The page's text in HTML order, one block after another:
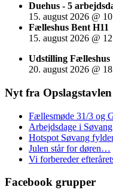
Duehus - 5
15. august 2026 @
Fælleshus Bent H11
15. august 2026 @
Udstilling Fælleshus
20. august 2026 @
Nyt fra Opslagstavlen
Fællesmøde 31/3 og
Arbejdsdage i Søvang
Hotspot Søvang
Julen står for døren…
Vi forbereder
Facebook grupper